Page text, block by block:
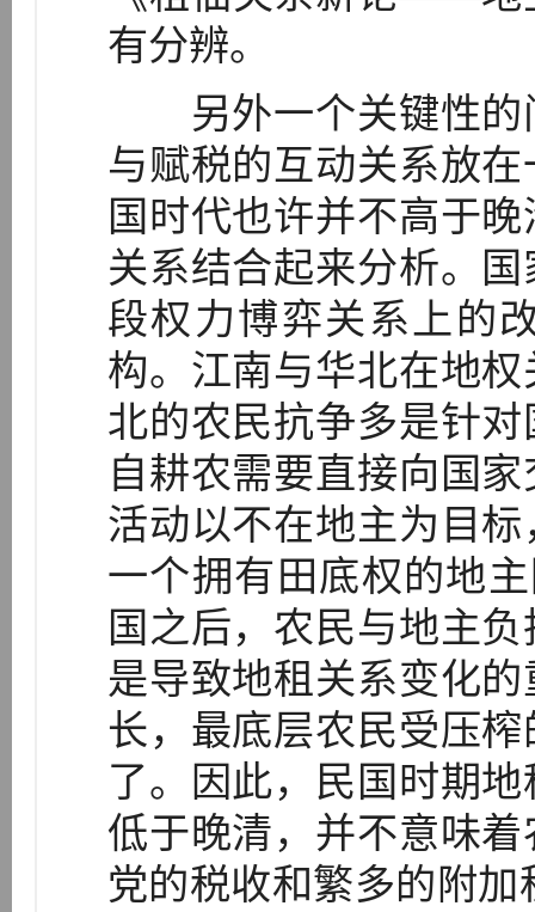
有分辨。
另外一个关键性的
与赋税的互动关系放
国时代也许并不高于
关系结合起来分析。
段权力博弈关系上的
构。江南与华北在地
北的农民抗争多是针
自耕农需要直接向国
活动以不在地主为目
一个拥有田底权的地
国之后，农民与地主
是导致地租关系变化
长，最底层农民受压
了。因此，民国时期
低于晚清，并不意味
党的税收和繁多的附